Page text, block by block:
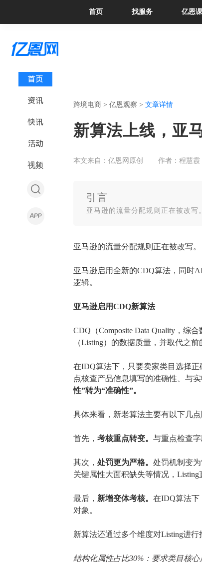
首页 找服务 亿恩
首页
资讯
快讯
活动
视频
跨境电商 > 亿恩观察 > 文章详情
新算法上线，亚
本文来自：亿恩网原创 作者：程慧霞
引言
亚马逊的流量分配规则正在被改写。
亚马逊的流量分配规则正在被改写。
亚马逊启用全新的CDQ算法，同时
逻辑。
亚马逊启用CDQ新算法
CDQ（Composite Data Quality，综
（Listing） 的数据质量， 并取代之前
在IDQ算法下，只要卖家类目选择正
点核查产品信息填写的准确性 、与
性”转为“准确性”。
具体来看，新老算法主要有以下几点
首先， 考核重点转变。 与重点检查
其次， 处罚更为严格。 处罚机制变为
关键属性大面积缺失等情况， Listing
最后， 新增变体考核。 在IDQ算法下
对象。
新算法还通过多个维度对Listing进行
结构化属性占比30%：要求类目核心